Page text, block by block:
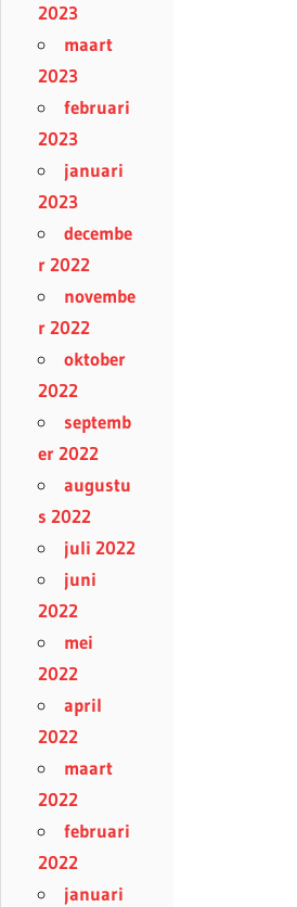
2023
maart
2023
februari
2023
januari
2023
decembe
r 2022
novembe
r 2022
oktober
2022
septemb
er 2022
augustu
s 2022
juli 2022
juni
2022
mei
2022
april
2022
maart
2022
februari
2022
januari